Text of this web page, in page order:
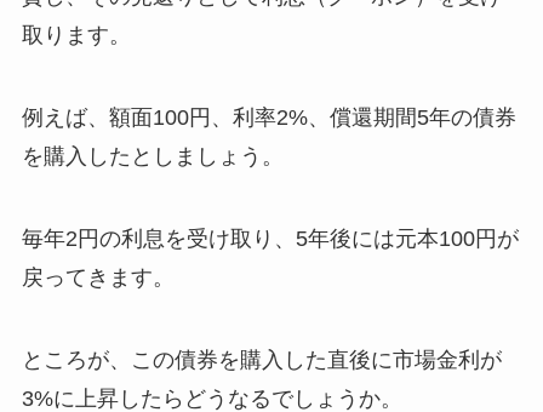
取ります。
例えば、額面100円、利率2%、償還期間5年の債券
を購入したとしましょう。
毎年2円の利息を受け取り、5年後には元本100円が
戻ってきます。
ところが、この債券を購入した直後に市場金利が
3%に上昇したらどうなるでしょうか。